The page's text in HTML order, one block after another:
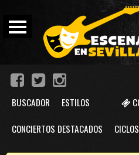
BUSCADOR ESTILOS
CONCIERTOS DESTACADOS